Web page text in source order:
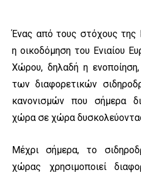
Ένας από τους στόχους της
η οικοδόμηση του Ενιαίου
Χώρου, δηλαδή η
των διαφορετικών
κανονισμών που σήμερα
χώρα σε χώρα
Μέχρι σήμερα, το
χώρας χρησιμοποιεί